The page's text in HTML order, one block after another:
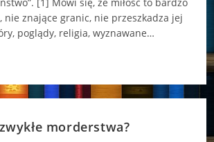
nie znające granic, nie przeszkadza jej
poglądy, religia, wyznawane…
morderstwa?